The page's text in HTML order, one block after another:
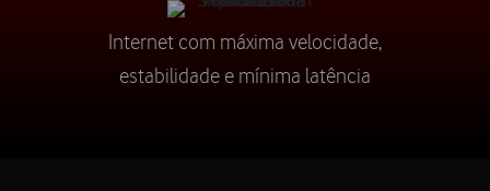
Internet com máxima velocidade,
estabilidade e mínima latência